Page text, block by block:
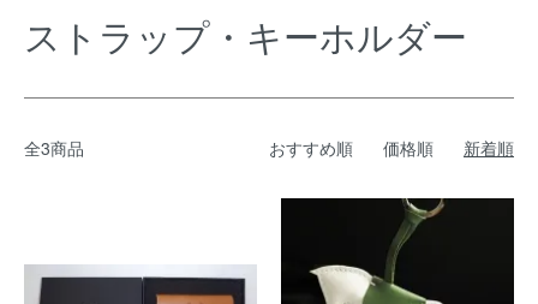
ストラップ・キーホルダー
全3商品 おすすめ順 価格順 新着順